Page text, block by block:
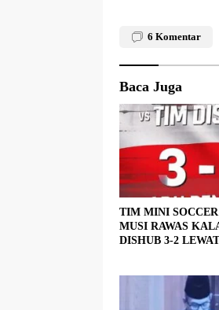
6 Komentar
Baca Juga
TIM MINI
MUSI RAWAS
DISHUB 3-2